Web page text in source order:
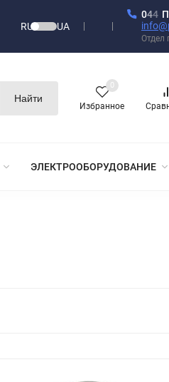
RU UA
044
Отдел
Найти
Избранное
0
ЭЛЕКТРООБОРУДОВАНИЕ